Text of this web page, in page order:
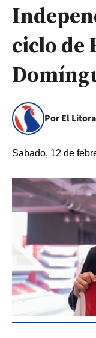
ciclo de
Por El
Sabado, 12 de